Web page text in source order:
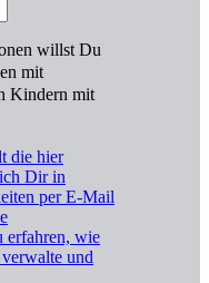
willst Du
mit
Kindern mit
die hier
Dir in
per E-Mail
erfahren, wie
und